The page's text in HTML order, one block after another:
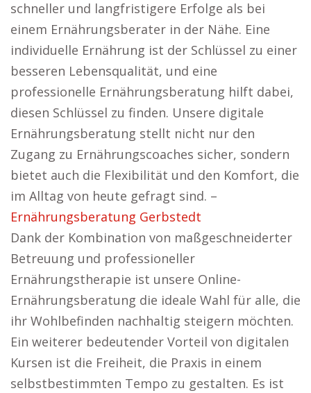
schneller und langfristigere Erfolge als bei
einem Ernährungsberater in der Nähe. Eine
individuelle Ernährung ist der Schlüssel zu einer
besseren Lebensqualität, und eine
professionelle Ernährungsberatung hilft dabei,
diesen Schlüssel zu finden. Unsere digitale
Ernährungsberatung stellt nicht nur den
Zugang zu Ernährungscoaches sicher, sondern
bietet auch die Flexibilität und den Komfort, die
im Alltag von heute gefragt sind. –
Ernährungsberatung Gerbstedt
Dank der Kombination von maßgeschneiderter
Betreuung und professioneller
Ernährungstherapie ist unsere Online-
Ernährungsberatung die ideale Wahl für alle, die
ihr Wohlbefinden nachhaltig steigern möchten.
Ein weiterer bedeutender Vorteil von digitalen
Kursen ist die Freiheit, die Praxis in einem
selbstbestimmten Tempo zu gestalten. Es ist